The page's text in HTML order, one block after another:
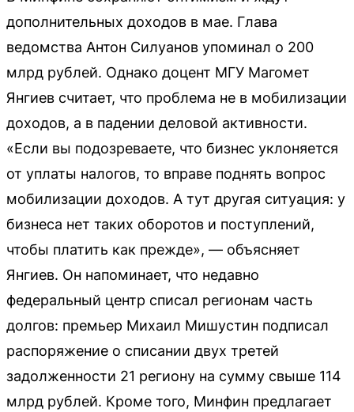
дополнительных доходов в мае. Глава
ведомства Антон Силуанов упоминал о 200
млрд рублей. Однако доцент МГУ Магомет
Янгиев считает, что проблема не в мобилизации
доходов, а в падении деловой активности.
«Если вы подозреваете, что бизнес уклоняется
от уплаты налогов, то вправе поднять вопрос
мобилизации доходов. А тут другая ситуация: у
бизнеса нет таких оборотов и поступлений,
чтобы платить как прежде», — объясняет
Янгиев. Он напоминает, что недавно
федеральный центр списал регионам часть
долгов: премьер Михаил Мишустин подписал
распоряжение о списании двух третей
задолженности 21 региону на сумму свыше 114
млрд рублей. Кроме того, Минфин предлагает